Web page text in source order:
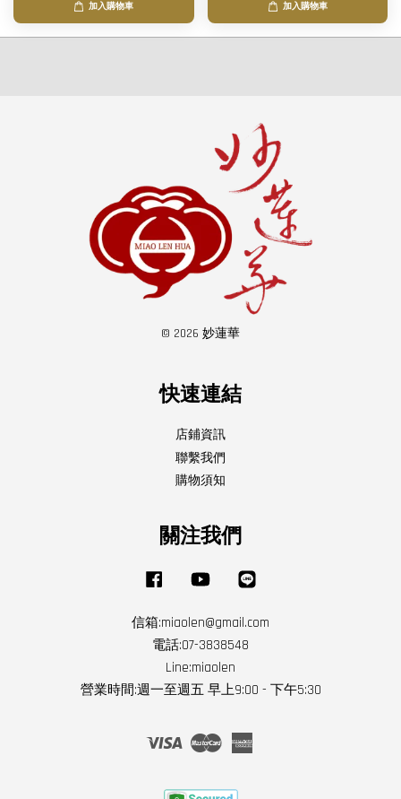
加入購物車 加入購物車
© 2026 妙蓮華
快速連結
店鋪資訊
聯繫我們
購物須知
關注我們
Facebook YouTube
信箱:miaolen@gmail.com
電話:07-3838548
Line:miaolen
營業時間:週一至週五 早上9:00 - 下午5:30
Visa Master